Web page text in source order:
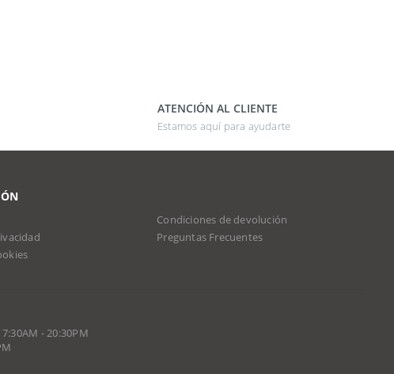
ATENCIÓN AL CLIENTE
Estamos aquí para ayudarte
Condiciones de devolución
Preguntas Frecuentes
- 20:30PM